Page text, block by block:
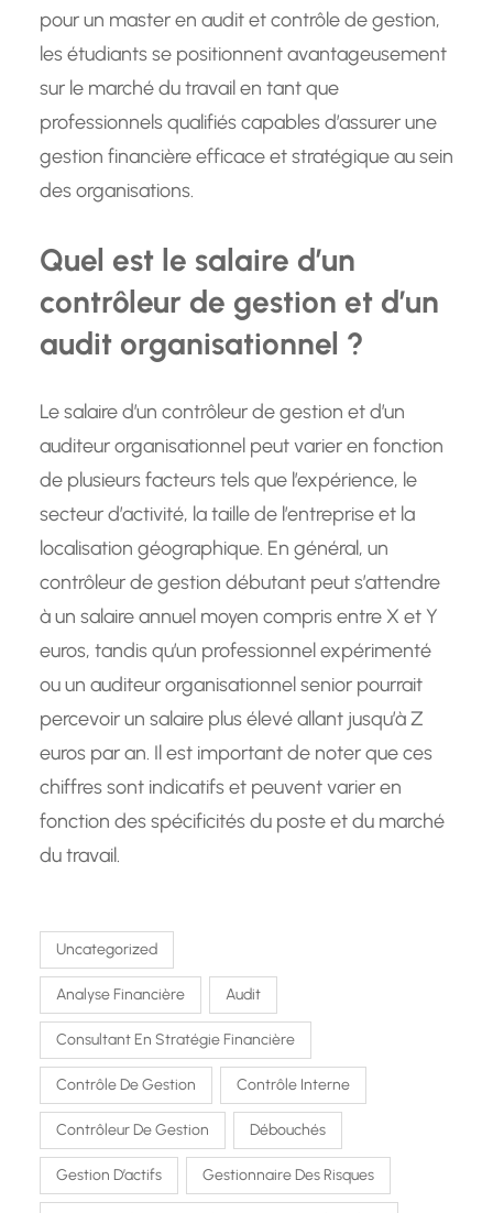
pour un master en audit et contrôle de gestion,
les étudiants se positionnent avantageusement
sur le marché du travail en tant que
professionnels qualifiés capables d’assurer une
gestion financière efficace et stratégique au sein
des organisations.
Quel est le salaire d’un
contrôleur de gestion et d’un
audit organisationnel ?
Le salaire d’un contrôleur de gestion et d’un
auditeur organisationnel peut varier en fonction
de plusieurs facteurs tels que l’expérience, le
secteur d’activité, la taille de l’entreprise et la
localisation géographique. En général, un
contrôleur de gestion débutant peut s’attendre
à un salaire annuel moyen compris entre X et Y
euros, tandis qu’un professionnel expérimenté
ou un auditeur organisationnel senior pourrait
percevoir un salaire plus élevé allant jusqu’à Z
euros par an. Il est important de noter que ces
chiffres sont indicatifs et peuvent varier en
fonction des spécificités du poste et du marché
du travail.
Uncategorized
Analyse Financière Audit
Consultant En Stratégie Financière
Contrôle De Gestion Contrôle Interne
Contrôleur De Gestion Débouchés
Gestion D’actifs Gestionnaire Des Risques